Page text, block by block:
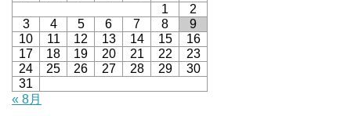
1
2
3
4 5 6 7 8
9
10
11 12 13 14 15
16
17
18 19 20 21 22
23
24
25 26 27 28 29
30
31
« 8月